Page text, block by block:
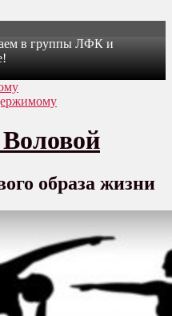
в группы ЛФК и
образа жизни